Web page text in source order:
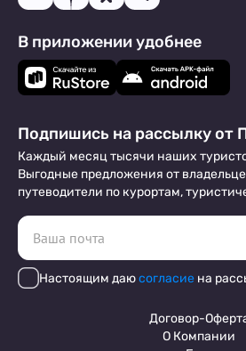
В приложении удобнее
Подпишись на рассылку от
Каждый месяц тысячи наших
Выгодные предложения от
путеводители по курортам,
Настоящим даюсогласие на
Договор-
О Компании